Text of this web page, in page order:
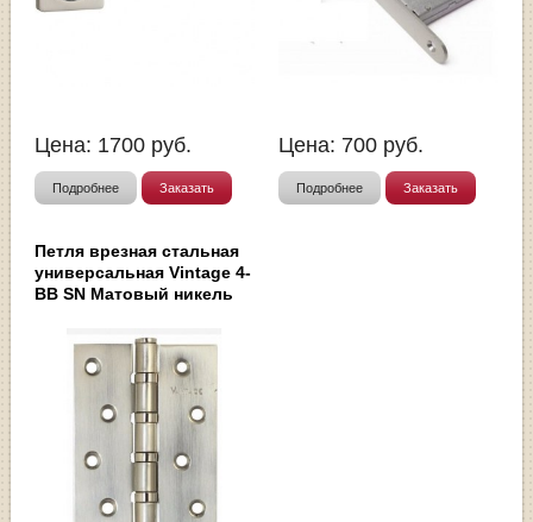
Цена: 1700 руб.
Подробнее Заказать
Цена: 700 руб.
Подробнее Заказать
Петля врезная стальная
универсальная Vintage 4-
BB SN Матовый никель